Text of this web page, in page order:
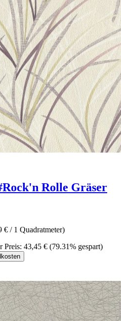
Rolle Gräser
€ / 1 Quadratmeter)
Preis: 43,45 € (79.31% gespart)